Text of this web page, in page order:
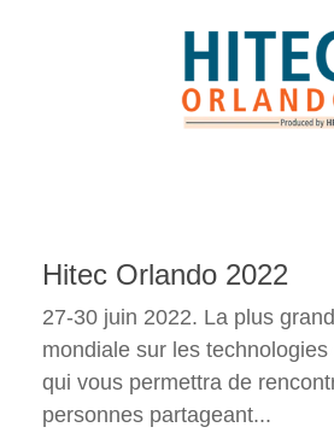
Hitec Orlando 2022
27-30 juin 2022. La plus
mondiale sur les
qui vous permettra de
personnes partageant...